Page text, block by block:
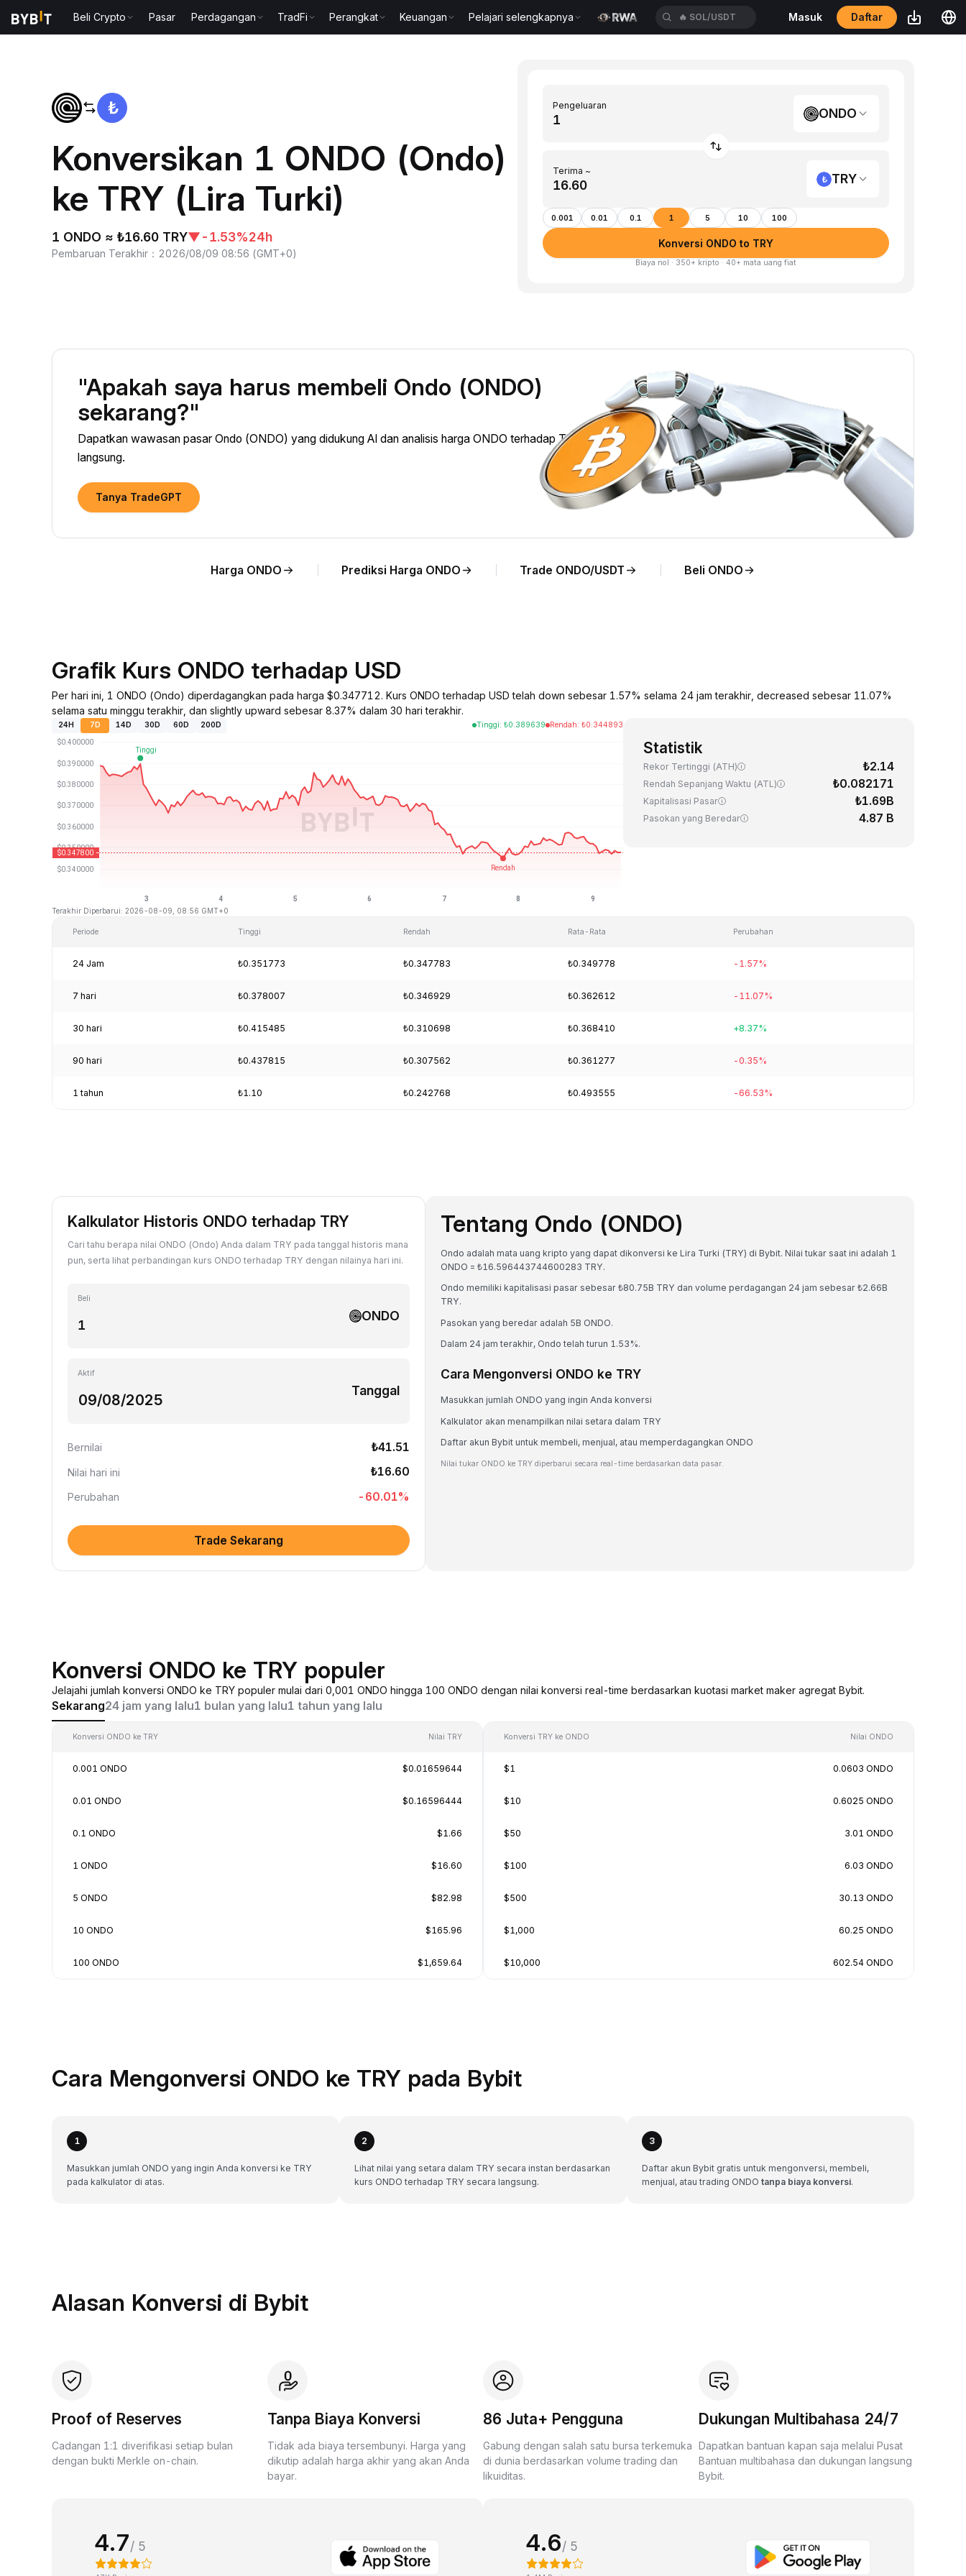
Beli Crypto Pasar Perdagangan TradFi Perangkat Keuangan Pelajari selengkapnya 🔥 SOL/USDT Masuk Daftar
Konversikan 1 ONDO (Ondo)
ke TRY (Lira Turki)
1 ONDO ≈ ₺16.60 TRY▼-1.53%24h
Pembaruan Terakhir ： 2026/08/09 08:56 (GMT+0)
Pengeluaran
ONDO
Terima ~
TRY
0.001 0.01 0.1 1 5 10 100
Konversi ONDO to TRY
Biaya nol · 350+ kripto · 40+ mata uang fiat
"Apakah saya harus membeli Ondo (ONDO)
sekarang?"
Dapatkan wawasan pasar Ondo (ONDO) yang didukung AI dan analisis harga ONDO terhadap TRY secara
langsung.
Tanya TradeGPT
Harga ONDO Prediksi Harga ONDO Trade ONDO/USDT Beli ONDO
Grafik Kurs ONDO terhadap USD
Per hari ini, 1 ONDO (Ondo) diperdagangkan pada harga $0.347712. Kurs ONDO terhadap USD telah down sebesar 1.57% selama 24 jam terakhir, decreased sebesar 11.07%
selama satu minggu terakhir, dan slightly upward sebesar 8.37% dalam 30 hari terakhir.
24H 7D 14D 30D 60D 200D Tinggi: ₺0.389639 Rendah: ₺0.344893
Terakhir Diperbarui: 2026-08-09, 08:56 GMT+0
Statistik
Rekor Tertinggi (ATH) ₺2.14
Rendah Sepanjang Waktu (ATL) ₺0.082171
Kapitalisasi Pasar ₺1.69B
Pasokan yang Beredar 4.87 B
Periode Tinggi Rendah Rata-Rata Perubahan
24 Jam ₺0.351773 ₺0.347783 ₺0.349778 -1.57%
7 hari ₺0.378007 ₺0.346929 ₺0.362612 -11.07%
30 hari ₺0.415485 ₺0.310698 ₺0.368410 +8.37%
90 hari ₺0.437815 ₺0.307562 ₺0.361277 -0.35%
1 tahun ₺1.10 ₺0.242768 ₺0.493555 -66.53%
Kalkulator Historis ONDO terhadap TRY
Cari tahu berapa nilai ONDO (Ondo) Anda dalam TRY pada tanggal historis mana
pun, serta lihat perbandingan kurs ONDO terhadap TRY dengan nilainya hari ini.
Beli
ONDO
Aktif
Tanggal
Bernilai ₺41.51
Nilai hari ini ₺16.60
Perubahan -60.01%
Trade Sekarang
Tentang Ondo (ONDO)
Ondo adalah mata uang kripto yang dapat dikonversi ke Lira Turki (TRY) di Bybit. Nilai tukar saat ini adalah 1
ONDO = ₺16.596443744600283 TRY.
Ondo memiliki kapitalisasi pasar sebesar ₺80.75B TRY dan volume perdagangan 24 jam sebesar ₺2.66B
TRY.
Pasokan yang beredar adalah 5B ONDO.
Dalam 24 jam terakhir, Ondo telah turun 1.53%.
Cara Mengonversi ONDO ke TRY
Masukkan jumlah ONDO yang ingin Anda konversi
Kalkulator akan menampilkan nilai setara dalam TRY
Daftar akun Bybit untuk membeli, menjual, atau memperdagangkan ONDO
Nilai tukar ONDO ke TRY diperbarui secara real-time berdasarkan data pasar.
Konversi ONDO ke TRY populer
Jelajahi jumlah konversi ONDO ke TRY populer mulai dari 0,001 ONDO hingga 100 ONDO dengan nilai konversi real-time berdasarkan kuotasi market maker agregat Bybit.
Sekarang24 jam yang lalu1 bulan yang lalu1 tahun yang lalu
Konversi ONDO ke TRY Nilai TRY
0.001 ONDO $0.01659644
0.01 ONDO $0.16596444
0.1 ONDO $1.66
1 ONDO $16.60
5 ONDO $82.98
10 ONDO $165.96
100 ONDO $1,659.64
Konversi TRY ke ONDO Nilai ONDO
$1 0.0603 ONDO
$10 0.6025 ONDO
$50 3.01 ONDO
$100 6.03 ONDO
$500 30.13 ONDO
$1,000 60.25 ONDO
$10,000 602.54 ONDO
Cara Mengonversi ONDO ke TRY pada Bybit
1
Masukkan jumlah ONDO yang ingin Anda konversi ke TRY
pada kalkulator di atas.
2
Lihat nilai yang setara dalam TRY secara instan berdasarkan
kurs ONDO terhadap TRY secara langsung.
3
Daftar akun Bybit gratis untuk mengonversi, membeli,
menjual, atau trading ONDO tanpa biaya konversi.
Alasan Konversi di Bybit
Proof of Reserves
Cadangan 1:1 diverifikasi setiap bulan
dengan bukti Merkle on-chain.
Tanpa Biaya Konversi
Tidak ada biaya tersembunyi. Harga yang
dikutip adalah harga akhir yang akan Anda
bayar.
86 Juta+ Pengguna
Gabung dengan salah satu bursa terkemuka
di dunia berdasarkan volume trading dan
likuiditas.
Dukungan Multibahasa 24/7
Dapatkan bantuan kapan saja melalui Pusat
Bantuan multibahasa dan dukungan langsung
Bybit.
4.7/ 5 4.6/ 5